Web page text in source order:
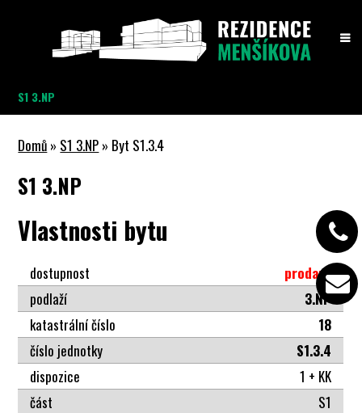
S1 3.NP
Domů » S1 3.NP » Byt S1.3.4
S1 3.NP
Vlastnosti bytu
dostupnost
prodaný
podlaží
3.NP
katastrální číslo
18
číslo jednotky
S1.3.4
dispozice
1 + KK
část
S1